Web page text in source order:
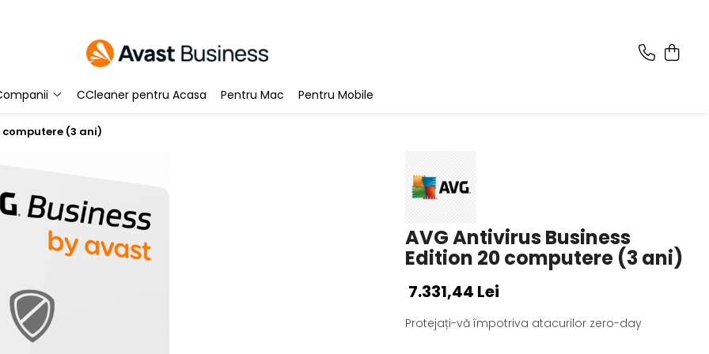
CCleaner pentru Acasa Pentru Mac Pentru Mobile
computere (3 ani)
AVG Antivirus Business
Edition 20 computere (3 ani)
7.331,44 Lei
Protejați-vă împotriva atacurilor zero-day